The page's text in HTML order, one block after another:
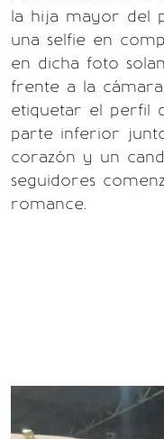
la hija mayor del
una selfie en
en dicha foto
frente a la
etiquetar el perfil
parte inferior
corazón y un
seguidores
romance.